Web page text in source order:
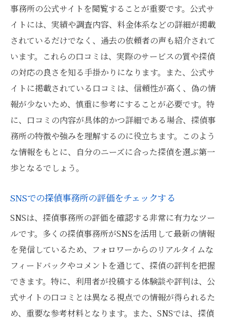
事務所の公式サイトを閲覧することが重要です。公式サ
イトには、実績や調査内容、料金体系などの詳細が掲載
されているだけでなく、過去の依頼者の声も紹介されて
います。これらの口コミは、実際のサービスの質や探偵
の対応の良さを知る手掛かりになります。また、公式サ
イトに掲載されている口コミは、信頼性が高く、偽の情
報が少ないため、慎重に参考にすることが必要です。特
に、口コミの内容が具体的かつ詳細である場合、探偵事
務所の特徴や強みを理解するのに役立ちます。このよう
な情報をもとに、自分のニーズに合った探偵を選ぶ第一
歩となるでしょう。
SNSでの探偵事務所の評価をチェックする
SNSは、探偵事務所の評価を確認する非常に有力なツー
ルです。多くの探偵事務所がSNSを活用して最新の情報
を発信しているため、フォロワーからのリアルタイムな
フィードバックやコメントを通じて、探偵の評判を把握
できます。特に、利用者が投稿する体験談や評判は、公
式サイトの口コミとは異なる視点での情報が得られるた
め、重要な参考材料となります。また、SNSでは、探偵